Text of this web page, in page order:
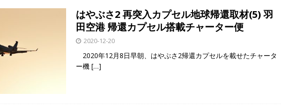
H3ロケット6号機（30形態試験機）及び小型副衛星の機体公開（後編）
レポー
はやぶさ2 再突入カプセル地球帰還取材(5) 羽
田空港 帰還カプセル搭載チャーター便
2020-12-20
2020年12月8日早朝、はやぶさ2帰還カプセルを載せたチャータ
ー機 […]